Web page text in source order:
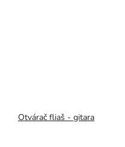
Otvárač fliaš - gitara